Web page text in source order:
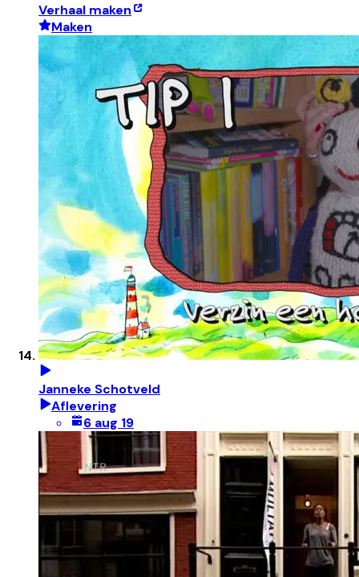
Verhaal maken
Maken
Janneke Schotveld
Aflevering
6 aug 19